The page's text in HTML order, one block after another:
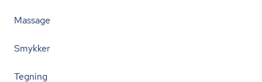
Massage
Smykker
Tegning